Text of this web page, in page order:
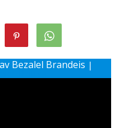
Bezalel Brandeis |